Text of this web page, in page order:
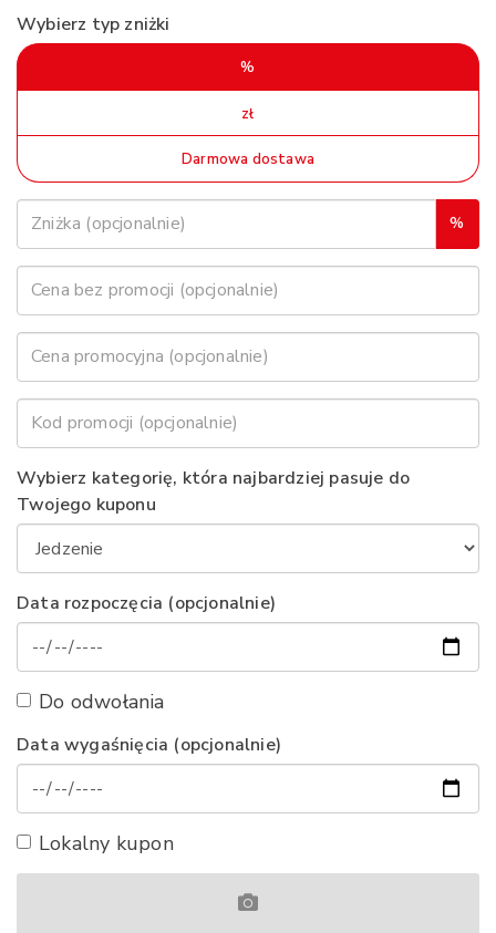
Wybierz typ zniżki
%
zł
Darmowa dostawa
%
Wybierz kategorię, która najbardziej pasuje do
Twojego kuponu
Data rozpoczęcia (opcjonalnie)
Do odwołania
Data wygaśnięcia (opcjonalnie)
Lokalny kupon